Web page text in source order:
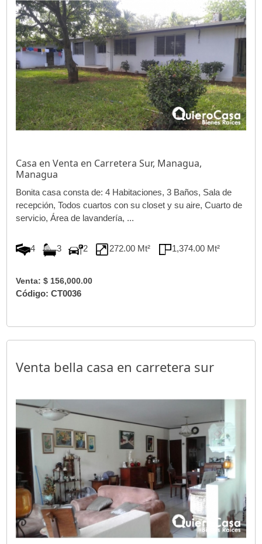
Casa en Venta en Carretera Sur, Managua,
Managua
Bonita casa consta de: 4 Habitaciones, 3 Baños, Sala de
recepción, Todos cuartos con su closet y su aire, Cuarto de
servicio, Área de lavandería, ...
4 3 2 272.00 Mt² 1,374.00 Mt²
Venta: $ 156,000.00
Código: CT0036
Venta bella casa en carretera sur